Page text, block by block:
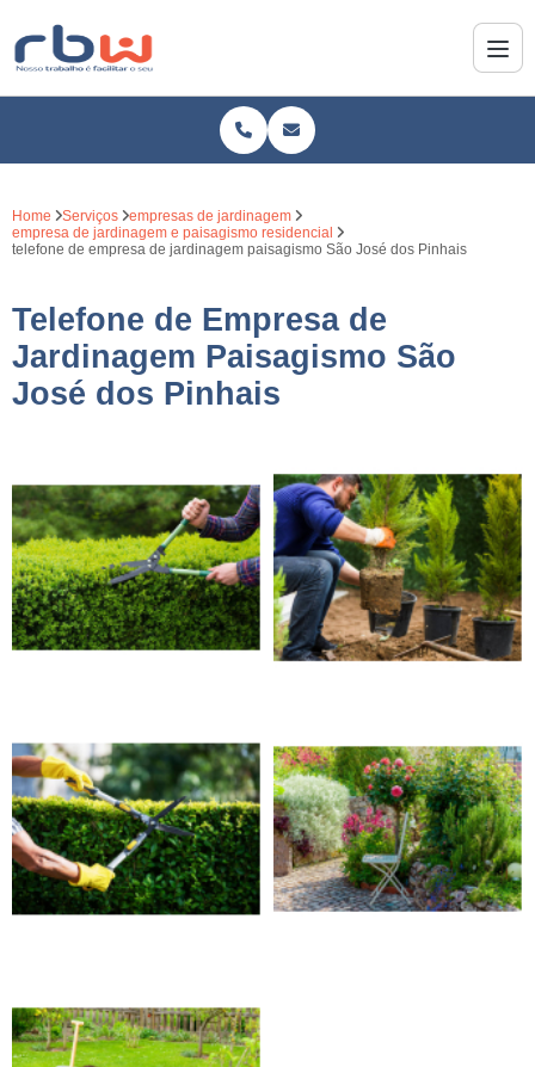
Home Serviços
empresas de jardinagem
empresa de jardinagem e paisagismo residencial
telefone de empresa de jardinagem paisagismo São José dos Pinhais
Telefone de Empresa de
Jardinagem Paisagismo São
José dos Pinhais